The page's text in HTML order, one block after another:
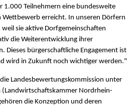
1.000 Teilnehmern eine bundesweite
Wettbewerb erreicht. In unseren Dörfern
sie aktive Dorfgemeinschaften
die Weiterentwicklung ihrer
Dieses bürgerschaftliche Engagement ist
wird in Zukunft noch wichtiger werden."
Landesbewertungskommission unter
(Landwirtschaftskammer Nordrhein-
die Konzeption und deren